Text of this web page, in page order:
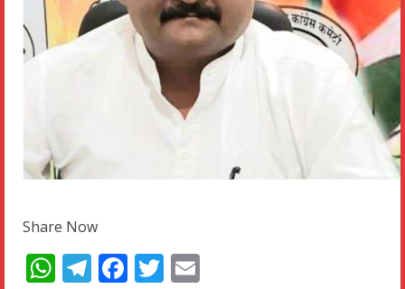
Share Now
WhatsApp
Telegram
Facebook
Twitter